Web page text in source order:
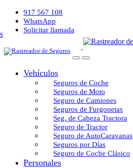
917 567 108
WhatsApp
Solicitar llamada
Vehículos
Seguros de Coche
Seguros de Moto
Seguro de Camiones
Seguros de Furgonetas
Seg. de Cabeza Tractora
Seguro de Tractor
Seguro de AutoCaravanas
Seguros por Días
Seguro de Coche Clásico
Personales